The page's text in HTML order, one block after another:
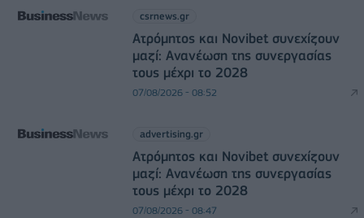
csrnews.gr
Ατρόμητος και Novibet συνεχίζουν
μαζί: Ανανέωση της συνεργασίας
τους μέχρι το 2028
07/08/2026 - 08:52
advertising.gr
Ατρόμητος και Novibet συνεχίζουν
μαζί: Ανανέωση της συνεργασίας
τους μέχρι το 2028
07/08/2026 - 08:47